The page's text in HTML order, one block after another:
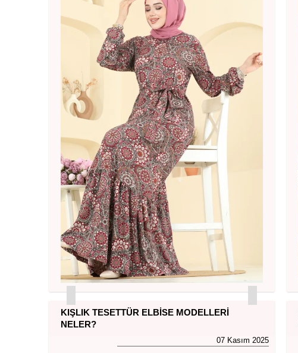
KIŞLIK TESETTÜR ELBISE MODELLERI
NELER?
07 Kasım 2025